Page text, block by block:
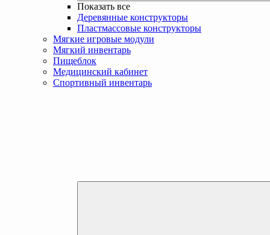
Показать все
Деревянные конструкторы
Пластмассовые конструкторы
Мягкие игровые модули
Мягкий инвентарь
Пищеблок
Медицинский кабинет
Спортивный инвентарь